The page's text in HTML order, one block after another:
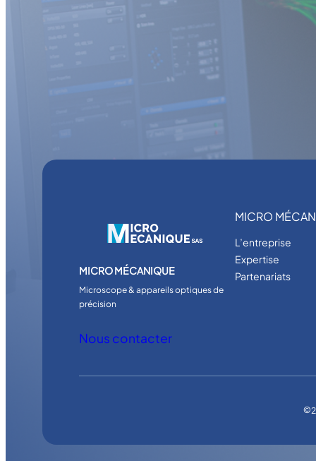
MICRO MÉCANIQUE
Microscope & appareils optiques de
précision
Nous contacter
MICRO
L’entreprise
Expertise
Partenariats
©